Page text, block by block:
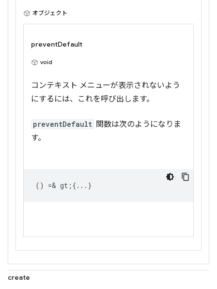
オブジェクト
preventDefault
void
コンテキスト メニューが表示されないよう
にするには、これを呼び出します。
preventDefault 関数は次のようになりま
す。
() =& gt;{...}
create